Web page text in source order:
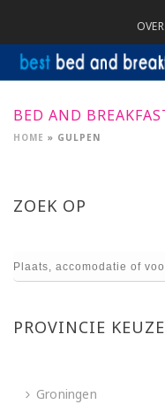
BED AND
HOME » GULPEN
ZOEK OP
PROVINCIE KEUZE
Groningen